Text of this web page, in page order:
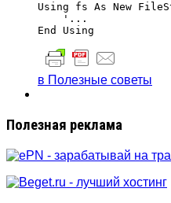
Using fs As New
    '...
в Полезные советы
Полезная реклама